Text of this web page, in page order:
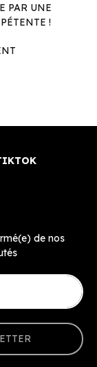
PAR UNE
!
de nos